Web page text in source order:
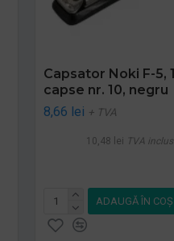
Capsator Noki F-5,
capse nr. 10, negru
8,66 lei + TVA
10,48 lei TVA inclus
ADAUGĂ ÎN COŞ